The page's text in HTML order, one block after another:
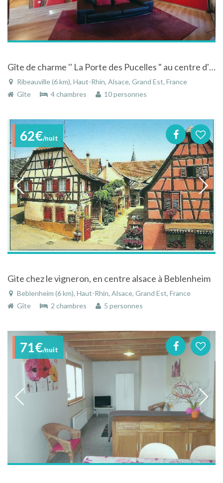
Gîte de charme '' La Porte des Pucelles " au centre d'un village historique
Ribeauville (6 km), Haut-Rhin, Alsace, Grand Est, France
Gîte
4 chambres 10 personnes
62€/nuit
Gite chez le vigneron, en centre alsace à Beblenheim
Beblenheim (6 km), Haut-Rhin, Alsace, Grand Est, France
Gîte
2 chambres 5 personnes
71€/nuit